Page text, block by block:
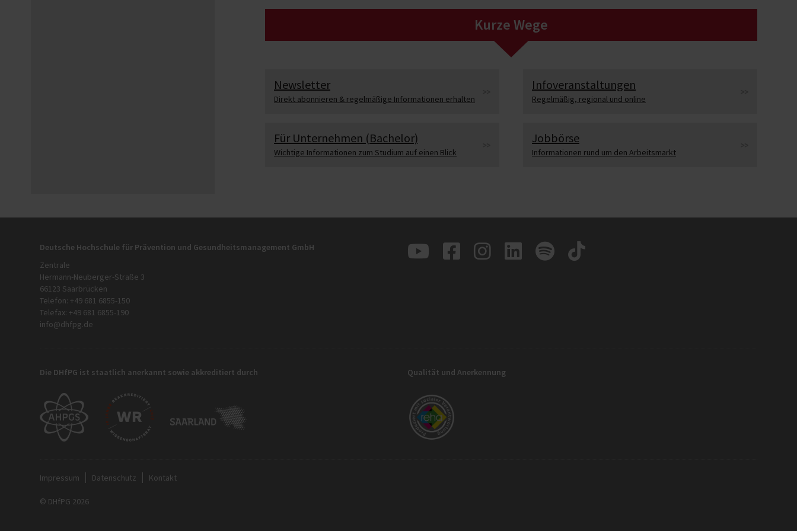
Kurze Wege
Newsletter
Direkt abonnieren & regelmäßige Informationen erhalten
Infoveranstaltungen
Regelmäßig, regional und online
Für Unternehmen (Bachelor)
Wichtige Informationen zum Studium auf einen Blick
Jobbörse
Informationen rund um den Arbeitsmarkt
Deutsche Hochschule für Prävention und Gesundheitsmanagement GmbH
Zentrale
Hermann-Neuberger-Straße 3
66123 Saarbrücken
Telefon: +49 681 6855-150
Telefax: +49 681 6855-190
info@dhfpg.de
Die DHfPG ist staatlich anerkannt sowie akkreditiert durch Qualität und Anerkennung
Impressum Datenschutz Kontakt
© DHfPG 2026